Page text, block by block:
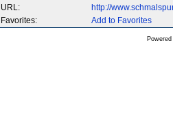
URL:
http://
Favorites:
Add to Favorites